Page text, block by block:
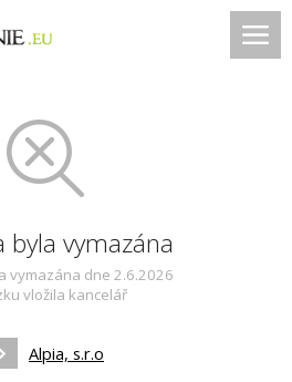
byla vymazána
vymazána dne 2.6.2026
vložila kancelář
Alpia, s.r.o